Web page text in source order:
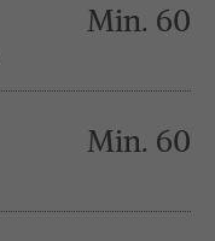
Min. 60
Min. 60